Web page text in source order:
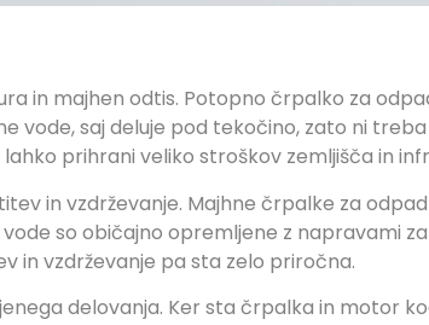
in majhen odtis. Potopno črpalko za
vode, saj deluje pod tekočino, zato ni
prihrani veliko stroškov zemljišča in
in vzdrževanje. Majhne črpalke za
so običajno opremljene z napravami
in vzdrževanje pa sta zelo priročna.
delovanja. Ker sta črpalka in motor